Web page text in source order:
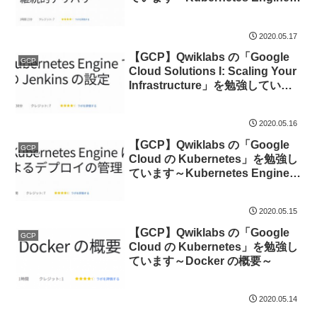
2020.05.17
GCP
【GCP】Qwiklabs の「Google
Cloud Solutions I: Scaling Your
Infrastructure」を勉強していま
2020.05.16
GCP
【GCP】Qwiklabs の「Google
Cloud の Kubernetes」を勉強し
ています～Kubernetes Engine
2020.05.15
GCP
【GCP】Qwiklabs の「Google
Cloud の Kubernetes」を勉強し
ています～Docker の概要～
2020.05.14